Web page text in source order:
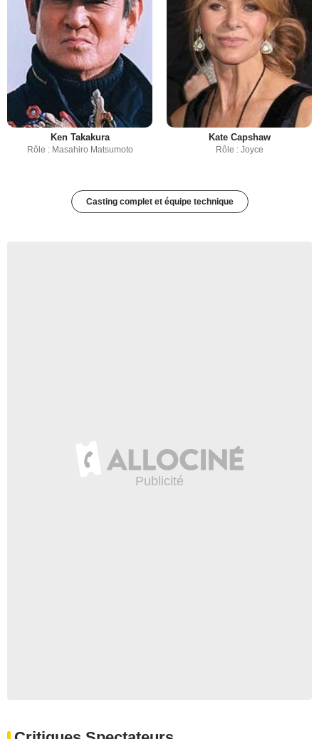
Ken Takakura
Rôle : Masahiro Matsumoto
Kate Capshaw
Rôle : Joyce
Casting complet et équipe technique